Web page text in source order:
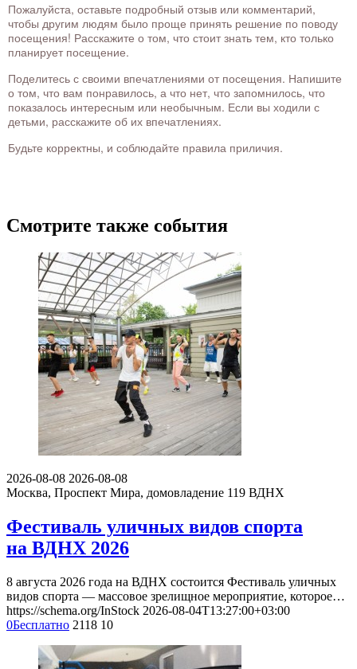
Пожалуйста, оставьте подробный отзыв или комментарий,
чтобы другим людям было проще принять решение по поводу
посещения! Расскажите о том, что стоит знать тем, кто только
планирует посещение.
Поделитесь с своими впечатлениями от посещения. Напишите
о том, что вам понравилось, а что нет, что запомнилось, что
показалось интересным или необычным. Если вы ходили с
детьми, расскажите об их впечатлениях.
Будьте корректны, и соблюдайте правила приличия.
Смотрите также события
2026-08-08 2026-08-08
Москва, Проспект Мира, домовладение 119 ВДНХ
Фестиваль уличных видов спорта
на ВДНХ 2026
8 августа 2026 года на ВДНХ состоится Фестиваль уличных
видов спорта — массовое зрелищное мероприятие, которое…
https://schema.org/InStock 2026-08-04T13:27:00+03:00
0Бесплатно 2118 10